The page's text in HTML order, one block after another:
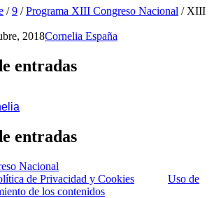
/ 9 / Programa XIII Congreso Nacional / XIII
2018Cornelia España
entradas
entradas
Nacional
de Privacidad y Cookies
Uso de
de los contenidos